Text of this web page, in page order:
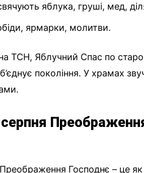
яблука, груші, мед,
ярмарки, молитви.
ТСН, Яблучний Спас по
покоління. У храмах
Господнє – це